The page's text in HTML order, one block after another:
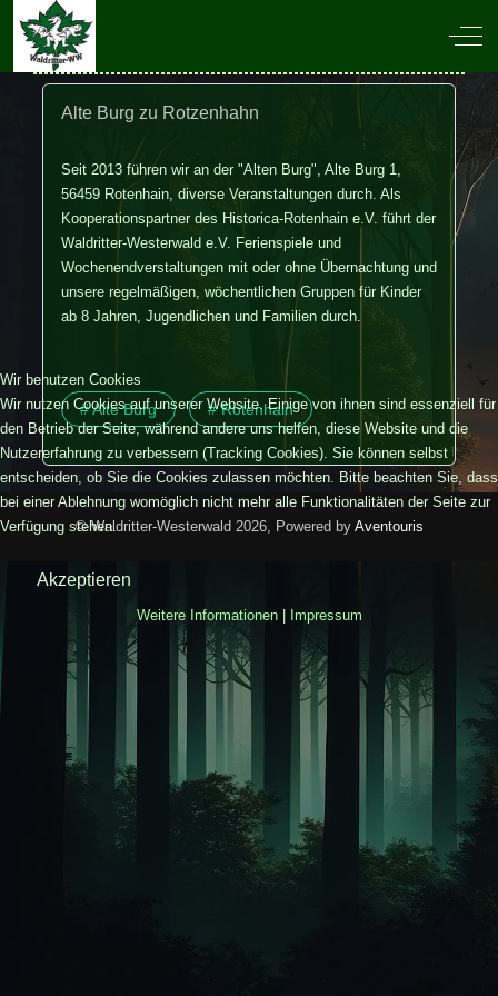
Off-
Alte Burg zu Rotzenhahn
Seit 2013 führen wir an der "Alten Burg", Alte Burg 1,
56459 Rotenhain, diverse Veranstaltungen durch. Als
Kooperationspartner des Historica-Rotenhain e.V. führt der
Waldritter-Westerwald e.V. Ferienspiele und
Wochenendverstaltungen mit oder ohne Übernachtung und
unsere regelmäßigen, wöchentlichen Gruppen für Kinder
ab 8 Jahren, Jugendlichen und Familien durch.
# Alte Burg # Rotenhain
© Waldritter-Westerwald 2026, Powered by Aventouris
Wir benutzen Cookies
Wir nutzen Cookies auf unserer Website. Einige von ihnen sind essenziell für
den Betrieb der Seite, während andere uns helfen, diese Website und die
Nutzererfahrung zu verbessern (Tracking Cookies). Sie können selbst
entscheiden, ob Sie die Cookies zulassen möchten. Bitte beachten Sie, dass
bei einer Ablehnung womöglich nicht mehr alle Funktionalitäten der Seite zur
Verfügung stehen.
Akzeptieren
Weitere Informationen| Impressum